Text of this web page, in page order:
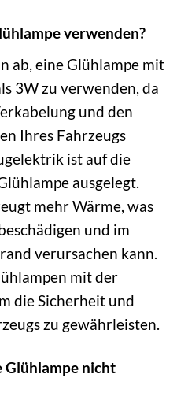
verwenden?
ab, eine Glühlampe mit
3W zu verwenden, da
und den
Ihres Fahrzeugs
ist auf die
ausgelegt.
mehr Wärme, was
und im
verursachen kann.
mit der
die Sicherheit und
zu gewährleisten.
Glühlampe nicht